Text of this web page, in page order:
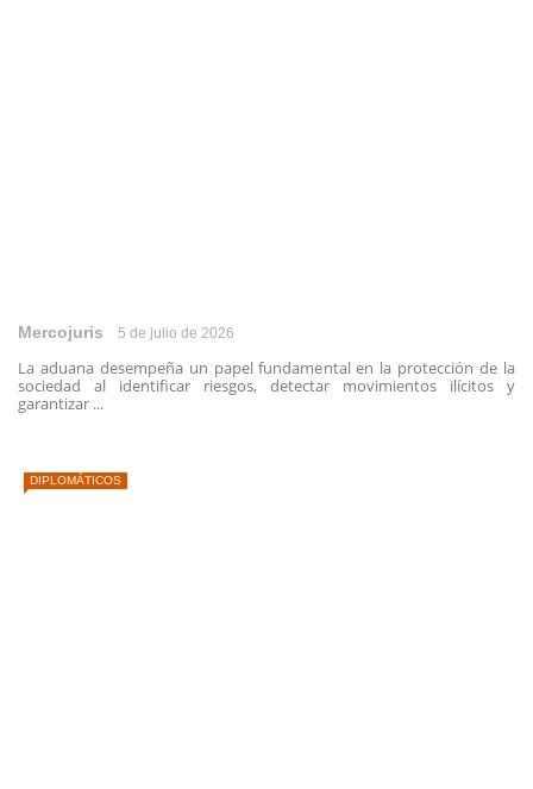
Mercojuris 5 de julio de 2026
La aduana desempeña un papel fundamental en la protección de la
sociedad al identificar riesgos, detectar movimientos ilícitos y
garantizar ...
DIPLOMÁTICOS